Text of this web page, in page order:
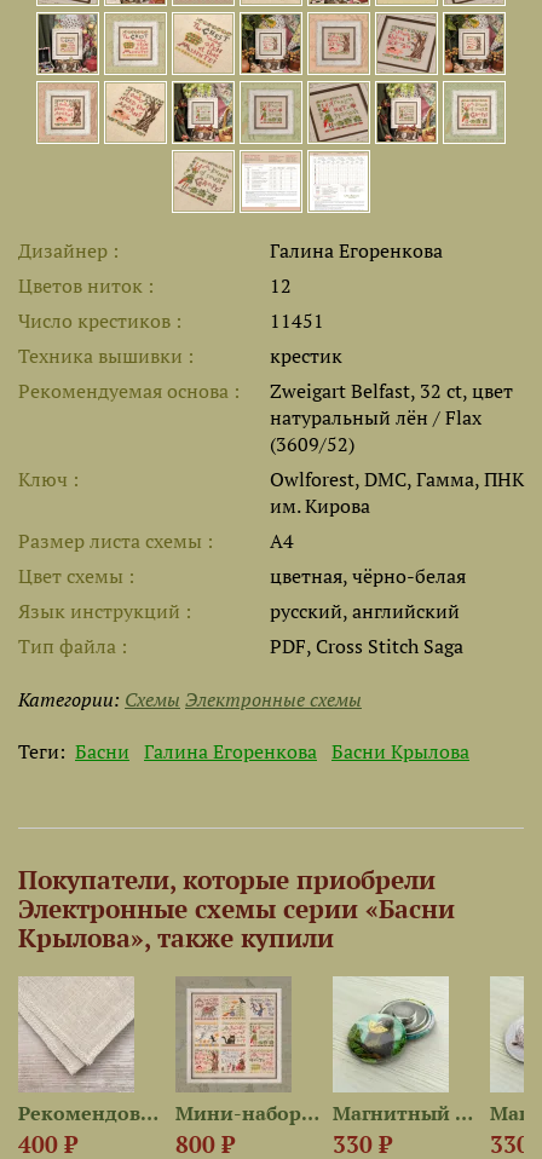
Дизайнер
Галина Егоренкова
Цветов ниток
12
Число крестиков
11451
Техника вышивки
крестик
Рекомендуемая основа
Zweigart Belfast, 32 ct, цвет
натуральный лён / Flax
(3609/52)
Ключ
Owlforest, DMC, Гамма, ПНК
им. Кирова
Размер листа cхемы
A4
Цвет схемы
цветная, чёрно-белая
Язык инструкций
русский, английский
Тип файла
PDF, Cross Stitch Saga
Категории: Схемы Электронные схемы
Теги: Басни Галина Егоренкова Басни Крылова
Покупатели, которые приобрели
Электронные схемы серии «Басни
Крылова», также купили
Рекомендованная ткань для...
400 ₽
Мини-наборы серии «Басни...
800 ₽
Магнитный держатель «Ворона...
330 ₽ 330